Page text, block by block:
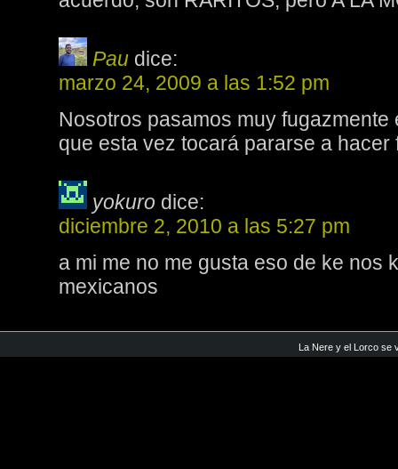
Pau dice:
marzo 24, 2009 a las 1:52 pm
Nosotros pasamos muy fugazmente
que esta vez tocará pararse a
yokuro dice:
diciembre 2, 2010 a las 5:27 pm
a mi me no me gusta eso de ke nos
mexicanos
La Nere y el Lorco se